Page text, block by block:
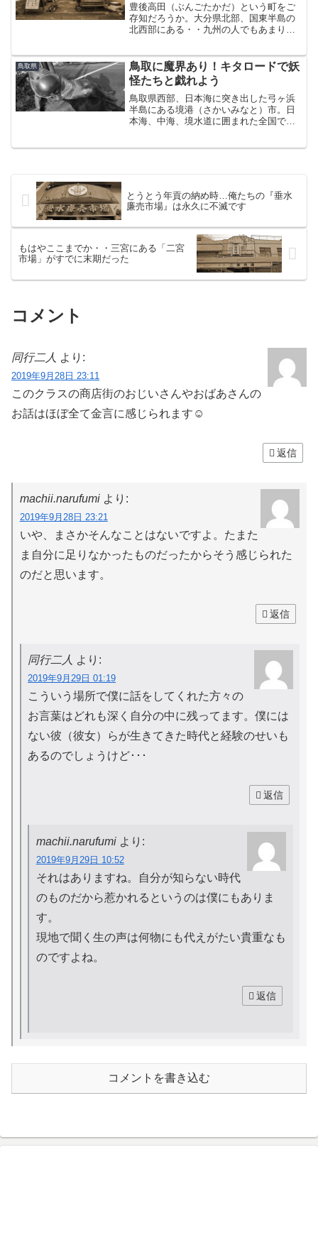
豊後高田（ぶんごたかだ）という町をご
存知だろうか。大分県北部、国東半島の
北西部にある・・九州の人でもあまり馴
る、「昭和の町」という昭和30年代のレ
トロな町並みを再現した...
鳥取県
鳥取に魔界あり！キタロードで妖
怪たちと戯れよう
鳥取県西部、日本海に突き出した弓ヶ浜
半島にある境港（さかいみなと）市。日
本海、中海、境水道に囲まれた全国でも
とうとう年貢の納め時…俺たちの『垂水
廉売市場』は永久に不滅です
もはやここまでか・・三宮にある「二宮
市場」がすでに末期だった
コメント
同行二人 より:
2019年9月28日 23:11
このクラスの商店街のおじいさんやおばあさんの
お話はほぼ全て金言に感じられます☺️
返信
machii.narufumi より:
2019年9月28日 23:21
いや、まさかそんなことはないですよ。たまた
ま自分に足りなかったものだったからそう感じられた
のだと思います。
返信
同行二人 より:
2019年9月29日 01:19
こういう場所で僕に話をしてくれた方々の
お言葉はどれも深く自分の中に残ってます。僕には
ない彼（彼女）らが生きてきた時代と経験のせいも
あるのでしょうけど･･･
返信
machii.narufumi より:
2019年9月29日 10:52
それはありますね。自分が知らない時代
のものだから惹かれるというのは僕にもありま
す。
現地で聞く生の声は何物にも代えがたい貴重なも
のですよね。
返信
コメントを書き込む